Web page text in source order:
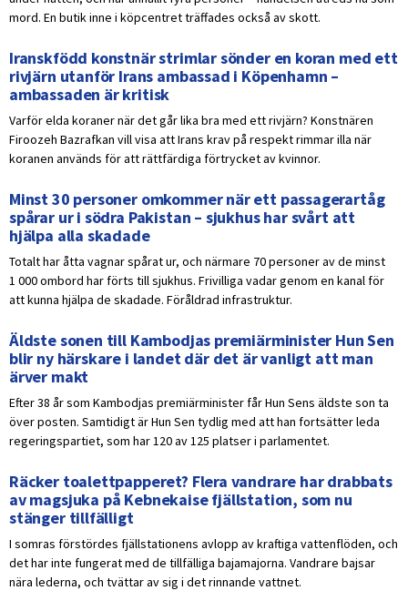
mord. En butik inne i köpcentret träffades också av skott.
Iranskfödd konstnär strimlar sönder en koran med ett
rivjärn utanför Irans ambassad i Köpenhamn –
ambassaden är kritisk
Varför elda koraner när det går lika bra med ett rivjärn? Konstnären
Firoozeh Bazrafkan vill visa att Irans krav på respekt rimmar illa när
koranen används för att rättfärdiga förtrycket av kvinnor.
Minst 30 personer omkommer när ett passagerartåg
spårar ur i södra Pakistan – sjukhus har svårt att
hjälpa alla skadade
Totalt har åtta vagnar spårat ur, och närmare 70 personer av de minst
1 000 ombord har förts till sjukhus. Frivilliga vadar genom en kanal för
att kunna hjälpa de skadade. Föråldrad infrastruktur.
Äldste sonen till Kambodjas premiärminister Hun Sen
blir ny härskare i landet där det är vanligt att man
ärver makt
Efter 38 år som Kambodjas premiärminister får Hun Sens äldste son ta
över posten. Samtidigt är Hun Sen tydlig med att han fortsätter leda
regeringspartiet, som har 120 av 125 platser i parlamentet.
Räcker toalettpapperet? Flera vandrare har drabbats
av magsjuka på Kebnekaise fjällstation, som nu
stänger tillfälligt
I somras förstördes fjällstationens avlopp av kraftiga vattenflöden, och
det har inte fungerat med de tillfälliga bajamajorna. Vandrare bajsar
nära lederna, och tvättar av sig i det rinnande vattnet.